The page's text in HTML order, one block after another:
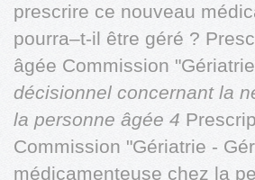
prescrire ce nouveau
pourra–t-il être géré ?
âgée Commission
décisionnel concernant la
la personne âgée 4
Commission "Gériatrie -
médicamenteuse chez la